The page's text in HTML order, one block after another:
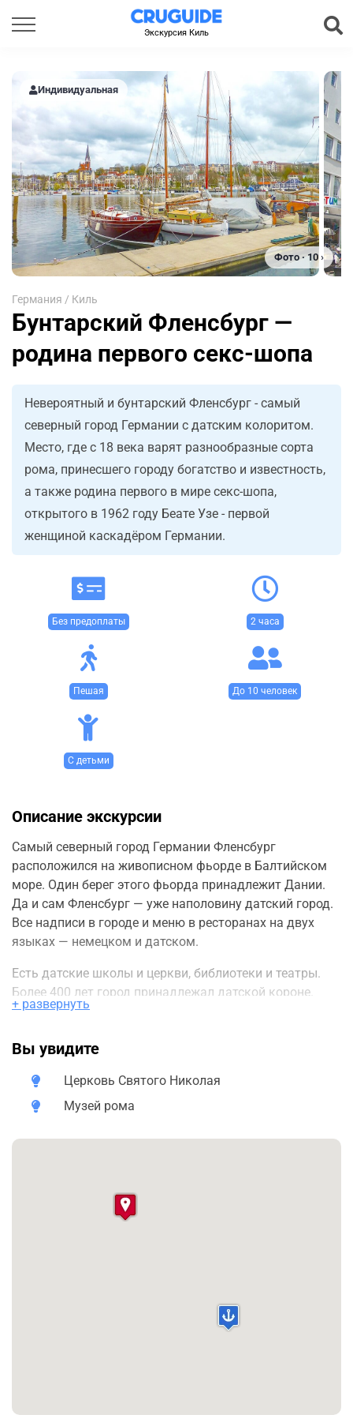
Экскурсия Киль
Индивидуальная
Фото · 10 ›
Германия / Киль
Бунтарский Фленсбург —
родина первого секс-шопа
Невероятный и бунтарский Фленсбург - самый
северный город Германии с датским колоритом.
Место, где с 18 века варят разнообразные сорта
рома, принесшего городу богатство и известность,
а также родина первого в мире секс-шопа,
открытого в 1962 году Беате Узе - первой
женщиной каскадёром Германии.
Без предоплаты 2 часа
Пешая До 10 человек
С детьми
Описание экскурсии
Самый северный город Германии Фленсбург
расположился на живописном фьорде в Балтийском
море. Один берег этого фьорда принадлежит Дании.
Да и сам Фленсбург — уже наполовину датский город.
Все надписи в городе и меню в ресторанах на двух
языках — немецком и датском.
Есть датские школы и церкви, библиотеки и театры.
Более 400 лет город принадлежал датской короне.
Датчане приезжают сюда, как к себе домой:
ресторанах. Это всё же Германия, а она намного
Фленсбург - старинный портовый город с красивой
века здесь находилось множество мануфактур,
Ром принёс Фленсбургу богатство и известность. Его и
В лавках и музее рома можно продегустировать не
только классический ром, но и ванильный, ягодный,
+ развернуть
Вы увидите
Церковь Святого Николая
Музей рома